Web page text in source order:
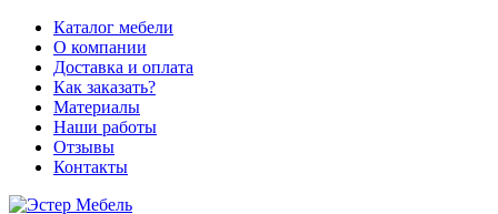
Каталог мебели
О компании
Доставка и оплата
Как заказать?
Материалы
Наши работы
Отзывы
Контакты